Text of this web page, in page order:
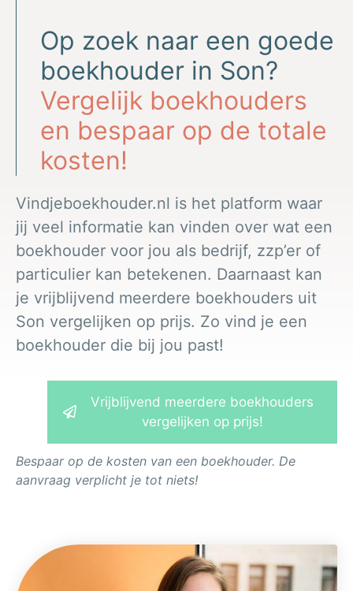
Op zoek naar een goede
boekhouder in Son?
Vergelijk boekhouders
en bespaar op de totale
kosten!
Vindjeboekhouder.nl is het platform waar
jij veel informatie kan vinden over wat een
boekhouder voor jou als bedrijf, zzp’er of
particulier kan betekenen. Daarnaast kan
je vrijblijvend meerdere boekhouders uit
Son vergelijken op prijs. Zo vind je een
boekhouder die bij jou past!
Vrijblijvend meerdere boekhouders
vergelijken op prijs!
Bespaar op de kosten van een boekhouder. De
aanvraag verplicht je tot niets!